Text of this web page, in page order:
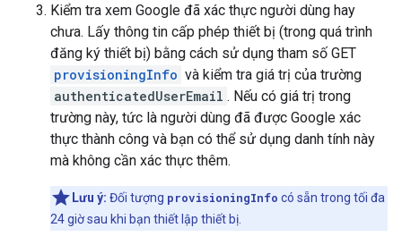
Kiểm tra xem Google đã xác thực người dùng hay
chưa. Lấy thông tin cấp phép thiết bị (trong quá trình
đăng ký thiết bị) bằng cách sử dụng tham số GET
provisioningInfo và kiểm tra giá trị của trường
authenticatedUserEmail . Nếu có giá trị trong
trường này, tức là người dùng đã được Google xác
thực thành công và bạn có thể sử dụng danh tính này
mà không cần xác thực thêm.
Lưu ý: Đối tượng provisioningInfo có sẵn trong tối đa
24 giờ sau khi bạn thiết lập thiết bị.